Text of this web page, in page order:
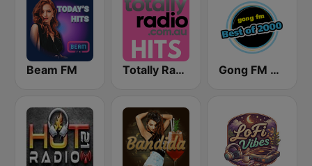
Beam FM Totally Radio Hits Gong FM Best of 2000